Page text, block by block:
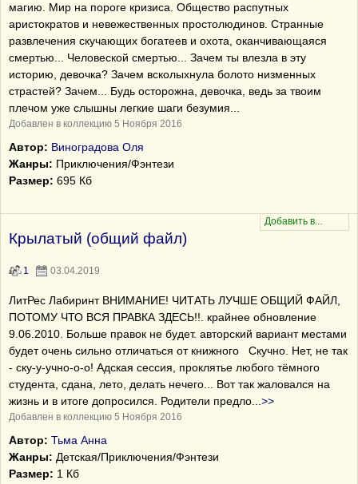
магию. Мир на пороге кризиса. Общество распутных
аристократов и невежественных простолюдинов. Странные
развлечения скучающих богатеев и охота, оканчивающаяся
смертью... Человеской смертью... Зачем ты влезла в эту
историю, девочка? Зачем всколыхнула болото низменных
страстей? Зачем... Будь осторожна, девочка, ведь за твоим
плечом уже слышны легкие шаги безумия...
Добавлен в коллекцию 5 Ноября 2016
Автор: Виноградова Оля
Жанры: Приключения/Фэнтези
Размер: 695 Кб
Крылатый (общий файл)
1 03.04.2019
ЛитРес Лабиринт ВНИМАНИЕ! ЧИТАТЬ ЛУЧШЕ ОБЩИЙ ФАЙЛ,
ПОТОМУ ЧТО ВСЯ ПРАВКА ЗДЕСЬ!!. крайнее обновление
9.06.2010. Больше правок не будет. авторский вариант местами
будет очень сильно отличаться от книжного Скучно. Нет, не так
- ску-у-учно-о-о! Адская сессия, проклятье любого тёмного
студента, сдана, лето, делать нечего... Вот так жаловался на
жизнь и в итоге допросился. Родители предло
>>
Добавлен в коллекцию 5 Ноября 2016
Автор: Тьма Анна
Жанры: Детская/Приключения/Фэнтези
Размер: 1 Кб